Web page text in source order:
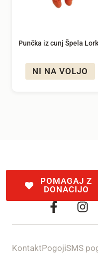
Punčka iz cunj Špela
NI NA VOLJO
POMAGAJ Z
DONACIJO
KontaktPogojiSMS